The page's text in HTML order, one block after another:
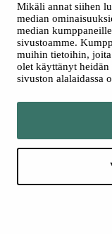
Mikäli annat siihen
median
median
sivustoamme.
muihin tietoihin,
olet käyttänyt
sivuston alalaidassa
Kopioi linkki